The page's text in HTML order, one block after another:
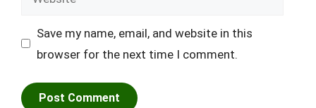
Save my name, email, and website in this
browser for the next time I comment.